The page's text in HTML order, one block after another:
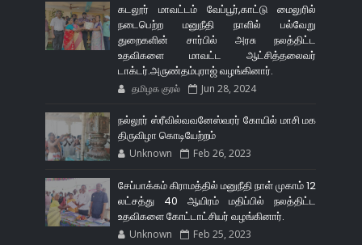
கடலூர் மாவட்டம் வேப்பூர்,காட்டு மைலுரில்
நடைபெற்ற மனுநீதி நாளில் பல்வேறு
துறைகளின் சார்பில் அரசு நலத்திட்ட
உதவிகளை மாவட்ட ஆட்சித்தலைவர்
டாக்டர்.அருண்தம்புராஜ் வழங்கினார்.
தமிழக குரல் Jun 28, 2024
நல்லூர் ஸ்ரீவில்வவனேஸ்வரர் கோயில் மாசி மக
திருவிழா கொடியேற்றம்
Unknown Feb 26, 2023
சேப்பாக்கம் கிராமத்தில் மனுநீதி நாள் முகாம் 12
லட்சத்து 40 ஆயிரம் மதிப்பில் நலத்திட்ட
உதவிகளை கோட்டாட்சியர் வழங்கினார்.
Unknown Feb 25, 2023